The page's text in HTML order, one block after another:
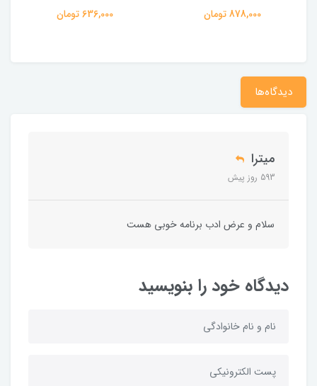
878,000 تومان 636,000 تومان
دیدگاه‌ها
میترا
593 روز پیش
سلام و عرض ادب برنامه خوبی هست
دیدگاه خود را بنویسید